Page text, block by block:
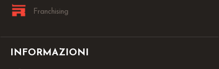
Franchising
INFORMAZIONI